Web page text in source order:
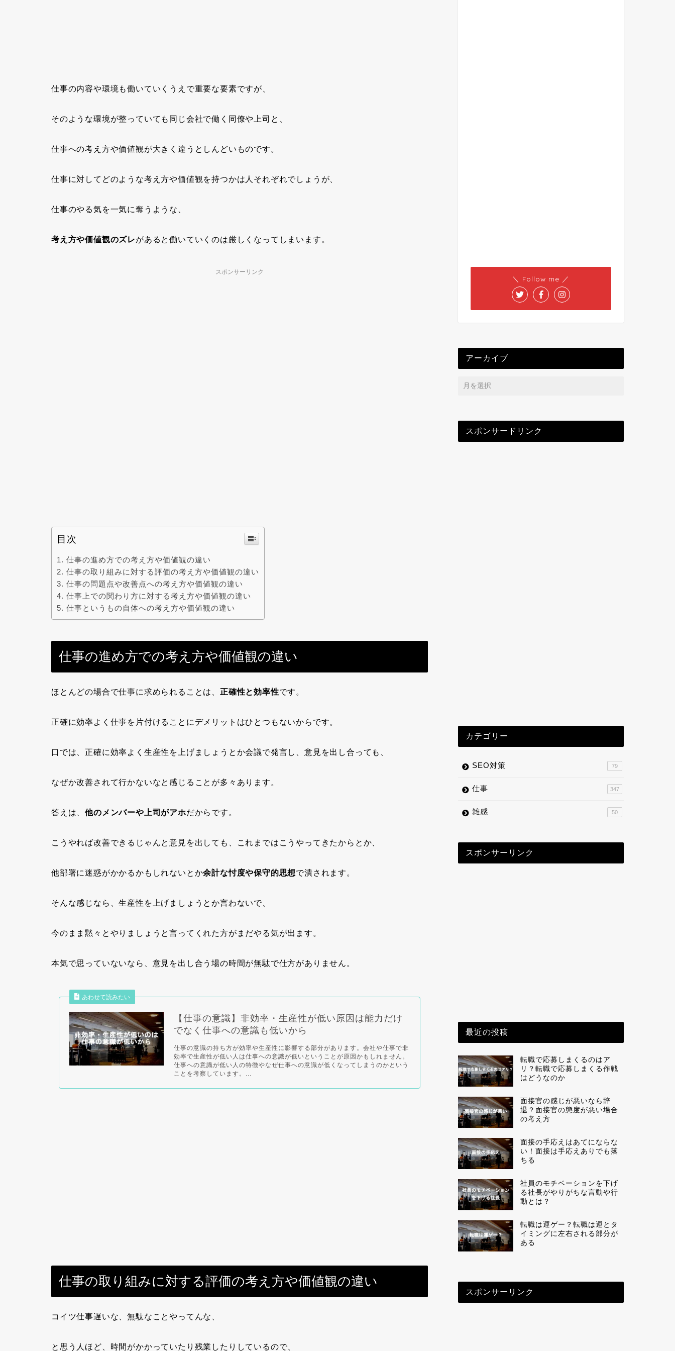
仕事の内容や環境も働いていくうえで重要な要素ですが、
そのような環境が整っていても同じ会社で働く同僚や上司と、
仕事への考え方や価値観が大きく違うとしんどいものです。
仕事に対してどのような考え方や価値観を持つかは人それぞれでしょうが、
仕事のやる気を一気に奪うような、
考え方や価値観のズレがあると働いていくのは厳しくなってしまいます。
スポンサーリンク
目次
仕事の進め方での考え方や価値観の違い
仕事の取り組みに対する評価の考え方や価値観の違い
仕事の問題点や改善点への考え方や価値観の違い
仕事上での関わり方に対する考え方や価値観の違い
仕事というもの自体への考え方や価値観の違い
仕事の進め方での考え方や価値観の違い
ほとんどの場合で仕事に求められることは、 正確性と効率性です。
正確に効率よく仕事を片付けることにデメリットはひとつもないからです。
口では、正確に効率よく生産性を上げましょうとか会議で発言し、意見を出し合っても、
なぜか改善されて行かないなと感じることが多々あります。
答えは、他のメンバーや上司がアホだからです。
こうやれば改善できるじゃんと意見を出しても、これまではこうやってきたからとか、
他部署に迷惑がかかるかもしれないとか余計な忖度や保守的思想で潰されます。
そんな感じなら、生産性を上げましょうとか言わないで、
今のまま黙々とやりましょうと言ってくれた方がまだやる気が出ます。
本気で思っていないなら、意見を出し合う場の時間が無駄で仕方がありません。
あわせて読みたい
【仕事の意識】非効率・生産性が低い原因は能力だけ
でなく仕事への意識も低いから
仕事の意識の持ち方が効率や生産性に影響する部分があります。会社や仕事で非
効率で生産性が低い人は仕事への意識が低いということが原因かもしれません。
仕事への意識が低い人の特徴やなぜ仕事への意識が低くなってしまうのかという
ことを考察しています。...
仕事の取り組みに対する評価の考え方や価値観の違い
コイツ仕事遅いな、無駄なことやってんな、
と思う人ほど、時間がかかっていたり残業したりしているので、
＼ Follow me ／
アーカイブ
スポンサードリンク
カテゴリー
SEO対策 79
仕事 347
雑感 50
スポンサーリンク
最近の投稿
転職で応募しまくるのはア
リ？転職で応募しまくる作戦
はどうなのか
面接官の感じが悪いなら辞
退？面接官の態度が悪い場合
の考え方
面接の手応えはあてにならな
い！面接は手応えありでも落
ちる
社員のモチベーションを下げ
る社長がやりがちな言動や行
動とは？
転職は運ゲー？転職は運とタ
イミングに左右される部分が
ある
スポンサーリンク